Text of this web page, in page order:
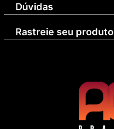
Dúvidas
Rastreie seu produto